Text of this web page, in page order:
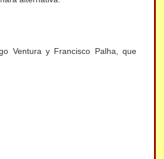
Ventura y Francisco Palha, que